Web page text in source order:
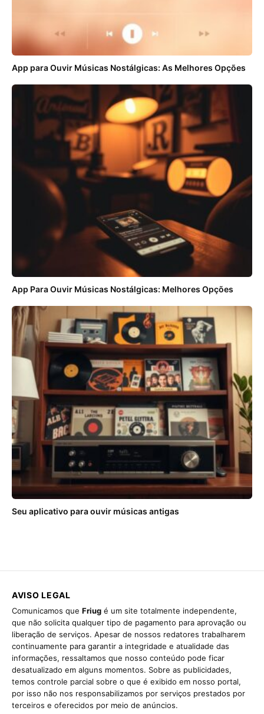
App para Ouvir Músicas Nostálgicas: As Melhores Opções
App Para Ouvir Músicas Nostálgicas: Melhores Opções
Seu aplicativo para ouvir músicas antigas
AVISO LEGAL
Comunicamos que Friug é um site totalmente independente,
que não solicita qualquer tipo de pagamento para aprovação ou
liberação de serviços. Apesar de nossos redatores trabalharem
continuamente para garantir a integridade e atualidade das
informações, ressaltamos que nosso conteúdo pode ficar
desatualizado em alguns momentos. Sobre as publicidades,
temos controle parcial sobre o que é exibido em nosso portal,
por isso não nos responsabilizamos por serviços prestados por
terceiros e oferecidos por meio de anúncios.